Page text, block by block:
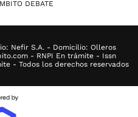
DEBATE
Nefir S.A. - Domicilio: Olleros
- RNPI En trámite - Issn
- Todos los derechos reservados